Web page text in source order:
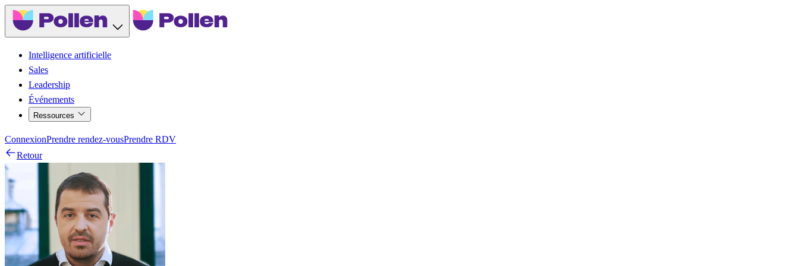
Intelligence artificielle
Sales
Leadership
Événements
Ressources
ConnexionPrendre rendez-vousPrendre RDV
Retour